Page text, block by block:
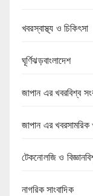
খবরস্বাস্থ্য ও চিকিৎসা
ঘূর্ণিঝড়বাংলাদেশ
জাপান এর খবরবিশ্ব
জাপান এর
টেকনোলজি ও
নাগরিক সাংবাদিক